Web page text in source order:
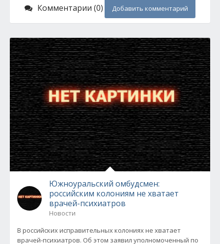
Комментарии (0) Добавить комментарий
Южноуральский омбудсмен:
российским колониям не хватает
врачей-психиатров
Новости
В российских исправительных колониях не хватает
врачей-психиатров. Об этом заявил уполномоченный по